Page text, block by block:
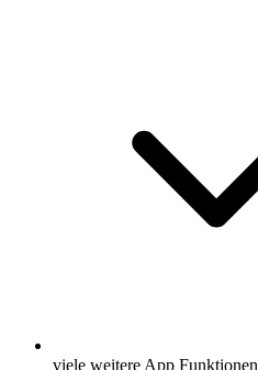
viele weitere App Funktionen